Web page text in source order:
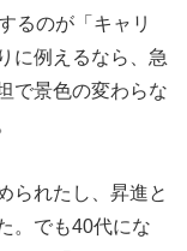
るのが「キャリ
に例えるなら、 急
で景色の変わらな
られたし、昇進と
。でも40代にな